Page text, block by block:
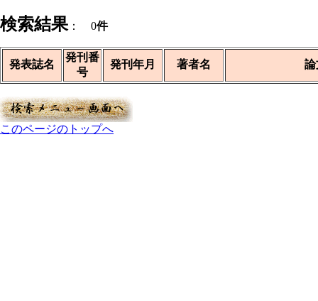
検索結果 ： 0件
発表誌名
発刊番
号
発刊年月 著者名 論
このページのトップへ